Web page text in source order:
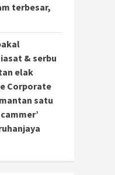
terbesar,
& serbu
elak
Corporate
satu